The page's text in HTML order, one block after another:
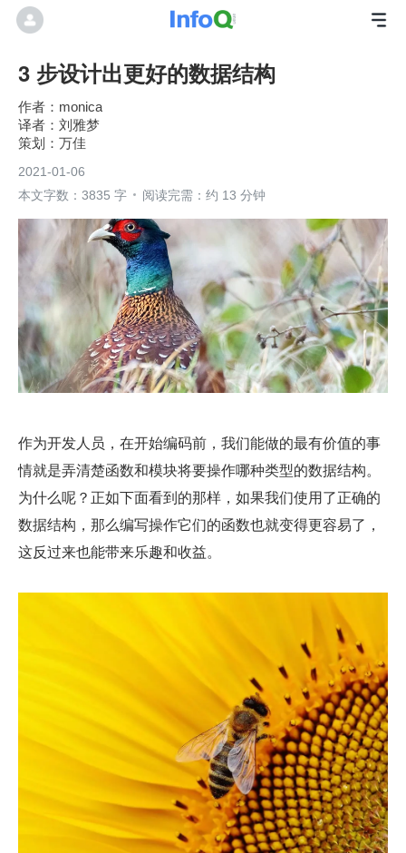
3 步设计出更好的数据结构
monica
刘雅梦
万佳
2021-01-06
本文字数：3835 字
阅读完需：约 13 分钟
作为开发人员，在开始编码前，我们能做的最有价值的事
情就是弄清楚函数和模块将要操作哪种类型的数据结构。
为什么呢？正如下面看到的那样，如果我们使用了正确的
数据结构，那么编写操作它们的函数也就变得更容易了，
这反过来也能带来乐趣和收益。